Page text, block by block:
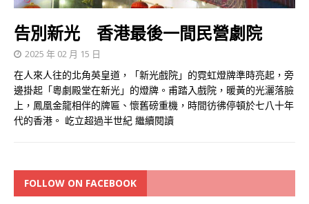
告別新光 香港最後一間民營劇院
2025 年 02 月 15 日
在人來人往的北角英皇道，「新光戲院」的霓虹燈牌準時亮起，旁
邊掛起「粵劇殿堂在新光」的燈牌。甫踏入戲院，暖黃的光灑落臉
上，鳳凰金龍相伴的牌匾、懷舊磅重機，時間彷彿停頓於七八十年
代的香港。 屹立超過半世紀 繼續閱讀
FOLLOW ON FACEBOOK